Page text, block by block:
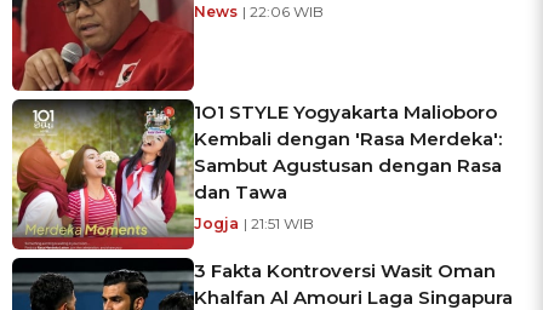
News | 22:06 WIB
1O1 STYLE Yogyakarta Malioboro
Kembali dengan 'Rasa Merdeka':
Sambut Agustusan dengan Rasa
dan Tawa
Jogja | 21:51 WIB
3 Fakta Kontroversi Wasit Oman
Khalfan Al Amouri Laga Singapura